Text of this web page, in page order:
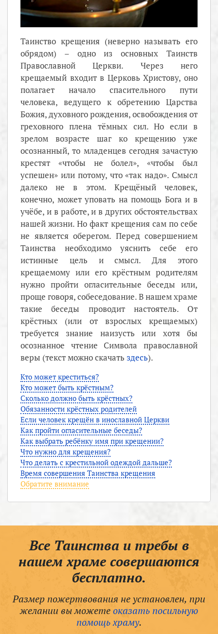
Таинство крещения (неверно называть его
обрядом) – одно из основных Таинств
Православной Церкви. Через него
крещаемый входит в Церковь Христову, оно
полагает начало спасительного пути
человека, ведущего к обретению Царства
Божия, духовного рождения, освобождения от
греховного плена тёмных сил. Но если в
зрелом возрасте шаг ко крещению уже
осознанный, то младенцев сегодня зачастую
крестят «чтобы не болел», «чтобы был
успешен» или потому, что «так надо». Смысл
далеко не в этом. Крещёный человек,
конечно, может уповать на помощь Бога и в
учёбе, и в работе, и в других обстоятельствах
нашей жизни. Но факт крещения сам по себе
не является оберегом. Перед совершением
Таинства необходимо уяснить себе его
истинные цель и смысл. Для этого
крещаемому или его крёстным родителям
нужно пройти огласительные беседы или,
проще говоря, собеседование. В нашем храме
такие беседы проводит настоятель. От
крёстных (или от взрослых крещаемых)
требуется знание наизусть или хотя бы
осознанное чтение Символа православной
веры (текст можно скачать здесь).
Кто может креститься?
Кто может быть крёстным?
Сколько должно быть крёстных?
Обязанности крёстных родителей
Если человек крещён в инославной Церкви
Как пройти огласительные беседы?
Как выбрать ребёнку имя при крещении?
Что нужно для крещения?
Что делать с крестильной одеждой дальше?
Время совершения Таинства крещения
Обратите внимание
Все Таинства и требы в
нашем храме совершаются
бесплатно.
Размер пожертвования не установлен, при
желании вы можетеоказать посильную
помощь храму.